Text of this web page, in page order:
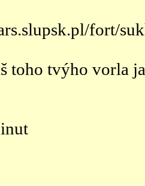
fort/
toho tvýho vorla